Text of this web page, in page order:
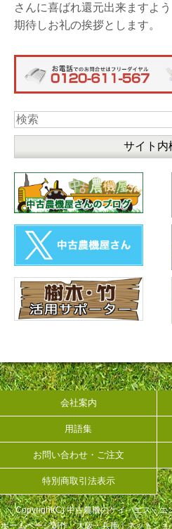
さんに喜ばれ還元出来ますよう
期待しお礼の挨拶とします。
会社案内
用語集
お問い合わせ・ご注文
特別商取引法表示
Copyright(C) 中古農機のケイ・エス・エ
ホームページ制作 大阪・兵庫｜ネットショ